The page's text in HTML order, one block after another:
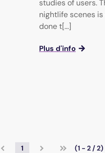
studies of users.
nightlife scenes
done t[...]
Plus d'info
1 (1 - 2 / 2)